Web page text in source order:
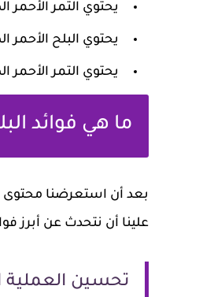
يحتوي التمر الأحمر
يحتوي البلح الأحمر الطازج على 0.1
يحتوي التمر الأحمر
ما هي فوائد
بعد أن استعرضنا محتوى
علينا أن نتحدث عن أبرز
تحسين